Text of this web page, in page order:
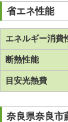
省エネ性能
エネルギー消費
断熱性能
目安光熱費
奈良県奈良市